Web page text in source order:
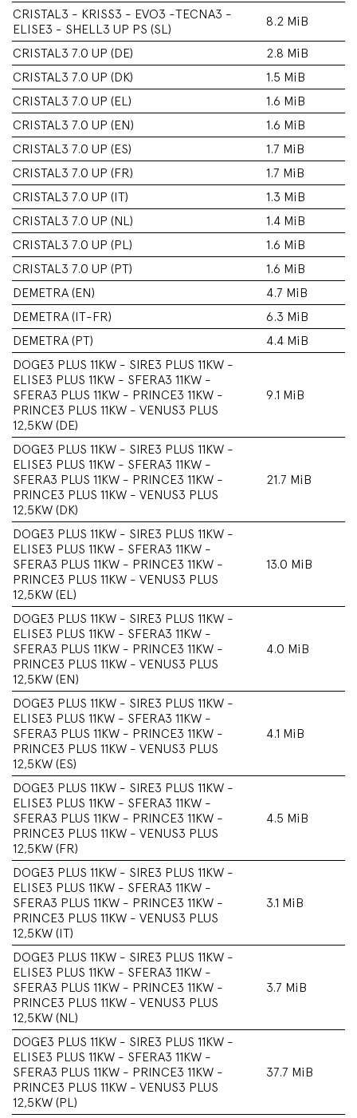
CRISTAL3 - KRISS3 - EVO3 -TECNA3 -
ELISE3 - SHELL3 UP PS (SL)
8.2 MiB
CRISTAL3 7.0 UP (DE)
2.8 MiB
CRISTAL3 7.0 UP (DK)
1.5 MiB
CRISTAL3 7.0 UP (EL)
1.6 MiB
CRISTAL3 7.0 UP (EN)
1.6 MiB
CRISTAL3 7.0 UP (ES)
1.7 MiB
CRISTAL3 7.0 UP (FR)
1.7 MiB
CRISTAL3 7.0 UP (IT)
1.3 MiB
CRISTAL3 7.0 UP (NL)
1.4 MiB
CRISTAL3 7.0 UP (PL)
1.6 MiB
CRISTAL3 7.0 UP (PT)
1.6 MiB
DEMETRA (EN)
4.7 MiB
DEMETRA (IT-FR)
6.3 MiB
DEMETRA (PT)
4.4 MiB
DOGE3 PLUS 11KW - SIRE3 PLUS 11KW -
ELISE3 PLUS 11KW - SFERA3 11KW -
SFERA3 PLUS 11KW - PRINCE3 11KW -
PRINCE3 PLUS 11KW - VENUS3 PLUS
12,5KW (DE)
9.1 MiB
DOGE3 PLUS 11KW - SIRE3 PLUS 11KW -
ELISE3 PLUS 11KW - SFERA3 11KW -
SFERA3 PLUS 11KW - PRINCE3 11KW -
PRINCE3 PLUS 11KW - VENUS3 PLUS
12,5KW (DK)
21.7 MiB
DOGE3 PLUS 11KW - SIRE3 PLUS 11KW -
ELISE3 PLUS 11KW - SFERA3 11KW -
SFERA3 PLUS 11KW - PRINCE3 11KW -
PRINCE3 PLUS 11KW - VENUS3 PLUS
12,5KW (EL)
13.0 MiB
DOGE3 PLUS 11KW - SIRE3 PLUS 11KW -
ELISE3 PLUS 11KW - SFERA3 11KW -
SFERA3 PLUS 11KW - PRINCE3 11KW -
PRINCE3 PLUS 11KW - VENUS3 PLUS
12,5KW (EN)
4.0 MiB
DOGE3 PLUS 11KW - SIRE3 PLUS 11KW -
ELISE3 PLUS 11KW - SFERA3 11KW -
SFERA3 PLUS 11KW - PRINCE3 11KW -
PRINCE3 PLUS 11KW - VENUS3 PLUS
12,5KW (ES)
4.1 MiB
DOGE3 PLUS 11KW - SIRE3 PLUS 11KW -
ELISE3 PLUS 11KW - SFERA3 11KW -
SFERA3 PLUS 11KW - PRINCE3 11KW -
PRINCE3 PLUS 11KW - VENUS3 PLUS
12,5KW (FR)
4.5 MiB
DOGE3 PLUS 11KW - SIRE3 PLUS 11KW -
ELISE3 PLUS 11KW - SFERA3 11KW -
SFERA3 PLUS 11KW - PRINCE3 11KW -
PRINCE3 PLUS 11KW - VENUS3 PLUS
12,5KW (IT)
3.1 MiB
DOGE3 PLUS 11KW - SIRE3 PLUS 11KW -
ELISE3 PLUS 11KW - SFERA3 11KW -
SFERA3 PLUS 11KW - PRINCE3 11KW -
PRINCE3 PLUS 11KW - VENUS3 PLUS
12,5KW (NL)
3.7 MiB
DOGE3 PLUS 11KW - SIRE3 PLUS 11KW -
ELISE3 PLUS 11KW - SFERA3 11KW -
SFERA3 PLUS 11KW - PRINCE3 11KW -
PRINCE3 PLUS 11KW - VENUS3 PLUS
12,5KW (PL)
37.7 MiB